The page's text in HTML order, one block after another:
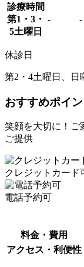
診療時間
第1・3・
5土曜日
- -
休診日
第2・4土曜日、日
おすすめポイン
笑顔を大切に！ご
ご提供
クレジットカード
電話予約可
料金・費用
アクセス・利便性